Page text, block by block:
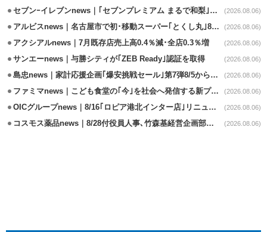
セブンｰイレブンnews｜｢セブンプレミアム まるで和梨｣8/11から順次発売 (2026.08.06)
アルビスnews｜名古屋市で初･移動スーパー｢とくし丸｣8/4運行開始 (2026.08.06)
アクシアルnews｜7月既存店売上高0.4％減･全店0.3％増 (2026.08.06)
サンエーnews｜与勝シティが｢ZEB Ready｣認証を取得 (2026.08.06)
島忠news｜家計応援企画｢爆安挑戦セール｣第7弾8/5から開催 (2026.08.06)
ファミマnews｜こども食堂の｢今｣を社会へ発信する新プロジェクト始動 (2026.08.06)
OICグループnews｜8/16｢ロピア港北インター店｣リニューアル/食品売場拡大 (2026.08.06)
コスモス薬品news｜8/28付役員人事､竹森基経営企画部長が取締役昇格 (2026.08.06)